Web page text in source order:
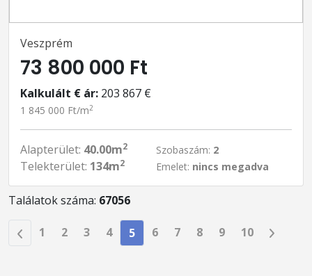
Veszprém
73 800 000 Ft
Kalkulált € ár: 203 867 €
1 845 000 Ft/m2
Alapterület: 40.00m2
Telekterület: 134m2
Szobaszám: 2
Emelet: nincs megadva
Találatok száma: 67056
1 2 3 4 5 6 7 8 9 10